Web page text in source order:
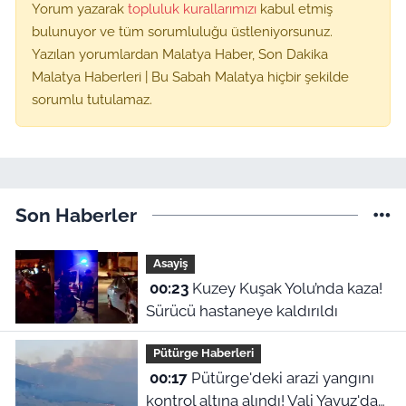
Yorum yazarak topluluk kurallarımızı kabul etmiş
bulunuyor ve tüm sorumluluğu üstleniyorsunuz.
Yazılan yorumlardan Malatya Haber, Son Dakika
Malatya Haberleri | Bu Sabah Malatya hiçbir şekilde
sorumlu tutulamaz.
Son Haberler
Asayiş
00:23Kuzey Kuşak Yolu’nda kaza!
Sürücü hastaneye kaldırıldı
Pütürge Haberleri
00:17Pütürge'deki arazi yangını
kontrol altına alındı! Vali Yavuz'dan